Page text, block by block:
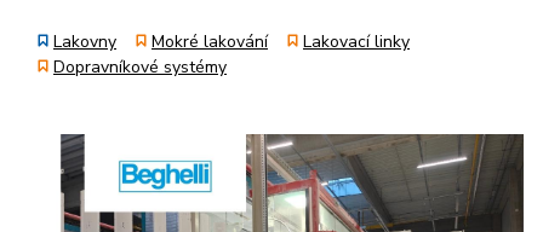
Lakovny Mokré lakování
Lakovací linky
Dopravníkové systémy